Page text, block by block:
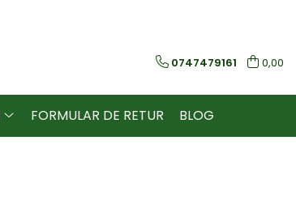
0747479161 0,00
FORMULAR DE RETUR BLOG